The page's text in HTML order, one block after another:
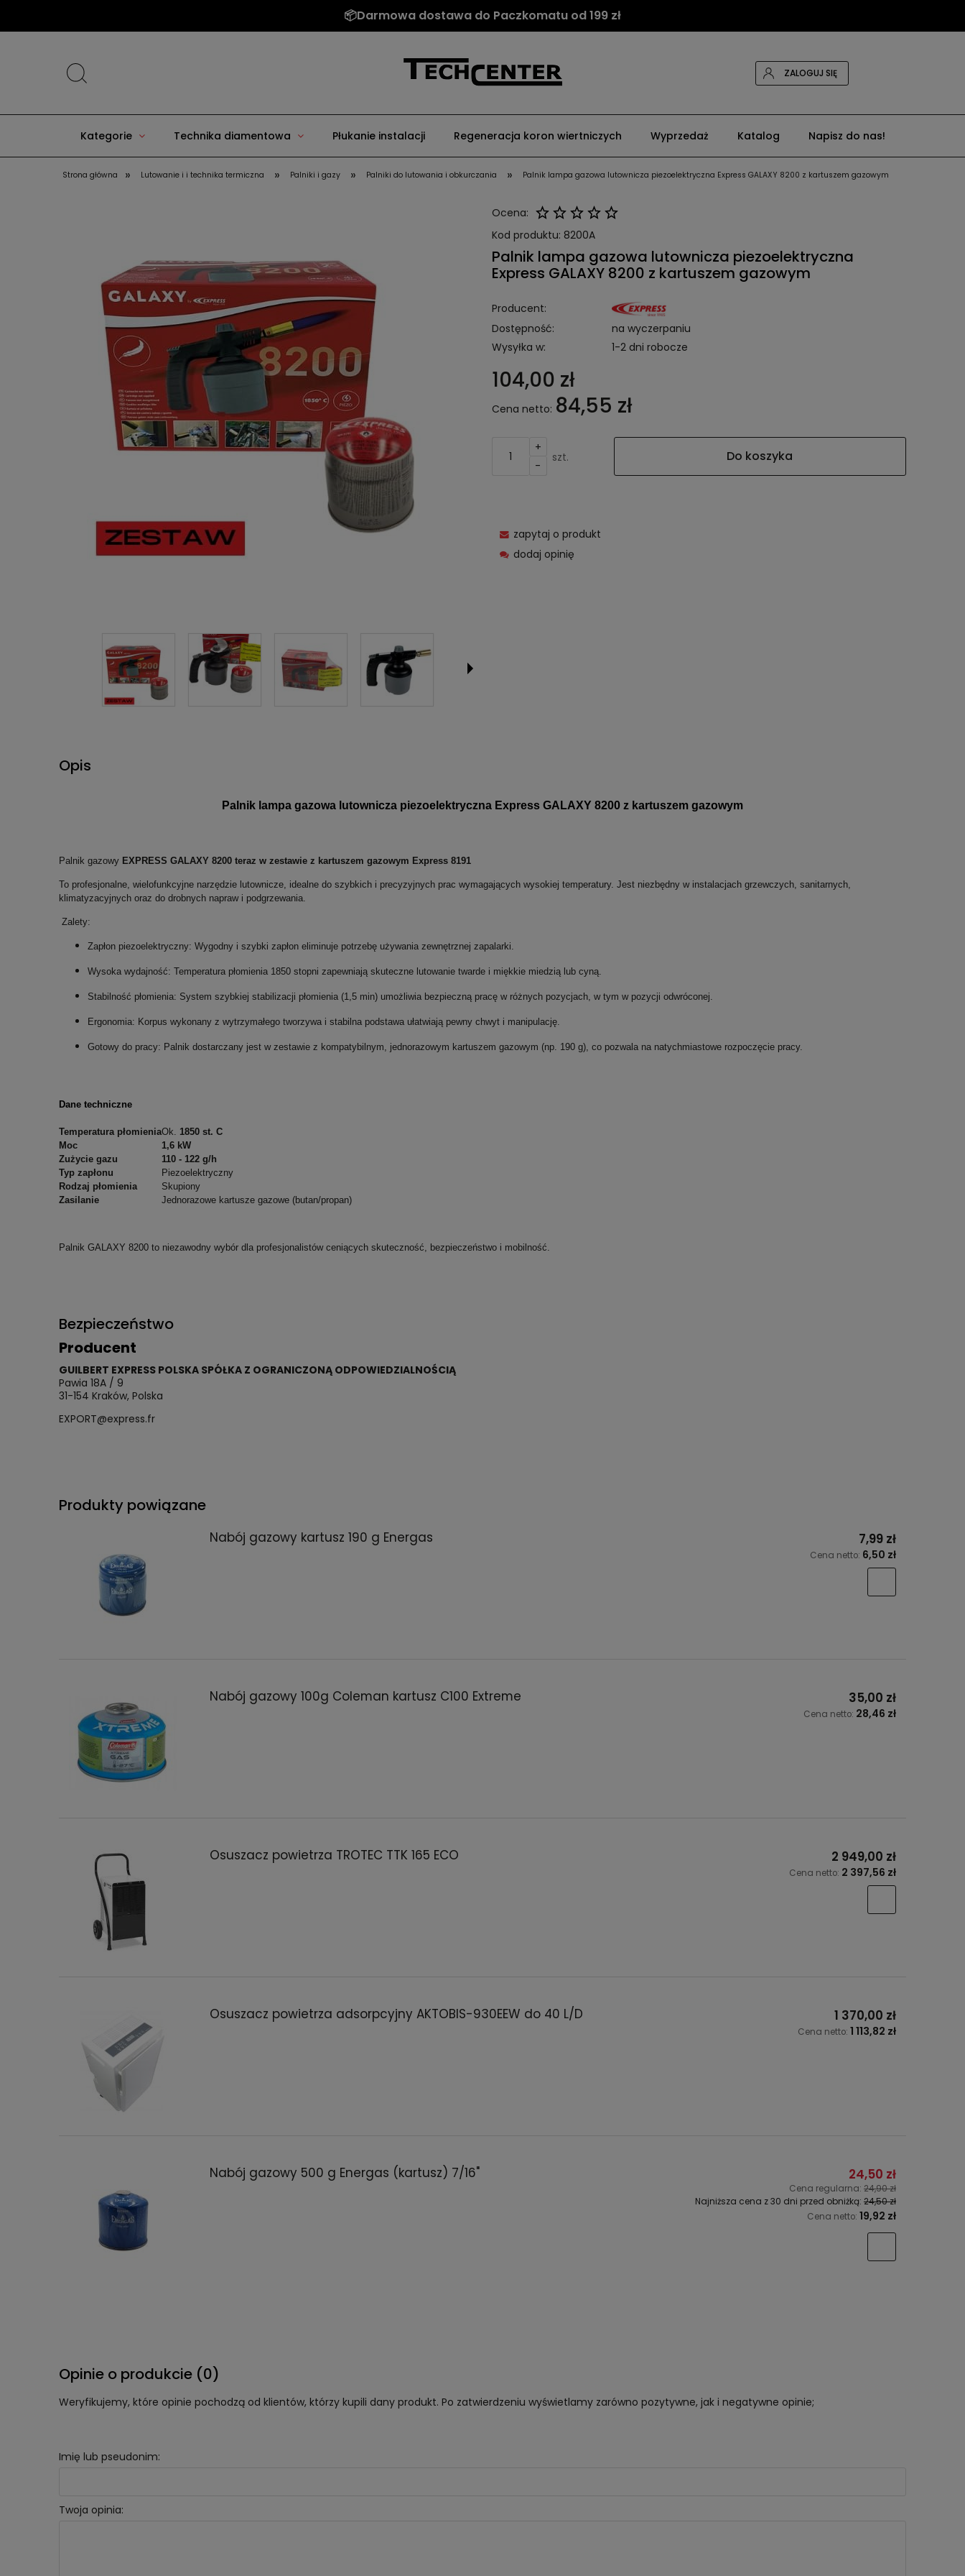
📦Darmowa dostawa do Paczkomatu od 199 zł
ZALOGUJ SIĘ
Kategorie Technika diamentowa Płukanie instalacji Regeneracja koron wiertniczych Wyprzedaż Katalog Napisz do nas!
Strona główna » Lutowanie i i technika termiczna » Palniki i gazy » Palniki do lutowania i obkurczania » Palnik lampa gazowa lutownicza piezoelektryczna Express GALAXY 8200 z kartuszem gazowym
Ocena:
Kod produktu: 8200A
Palnik lampa gazowa lutownicza piezoelektryczna
Express GALAXY 8200 z kartuszem gazowym
Producent:
Dostępność:
na wyczerpaniu
Wysyłka w:
1-2 dni robocze
104,00 zł
Cena netto: 84,55 zł
+
-
szt. Do koszyka
zapytaj o produkt
dodaj opinię
Opis
Palnik lampa gazowa lutownicza piezoelektryczna Express GALAXY 8200 z kartuszem gazowym
Palnik gazowy EXPRESS GALAXY 8200 teraz w zestawie z kartuszem gazowym Express 8191
To profesjonalne, wielofunkcyjne narzędzie lutownicze, idealne do szybkich i precyzyjnych prac wymagających wysokiej temperatury. Jest niezbędny w instalacjach grzewczych, sanitarnych,
klimatyzacyjnych oraz do drobnych napraw i podgrzewania.
Zalety:
Zapłon piezoelektryczny: Wygodny i szybki zapłon eliminuje potrzebę używania zewnętrznej zapalarki.
Wysoka wydajność: Temperatura płomienia 1850 stopni zapewniają skuteczne lutowanie twarde i miękkie miedzią lub cyną.
Stabilność płomienia: System szybkiej stabilizacji płomienia (1,5 min) umożliwia bezpieczną pracę w różnych pozycjach, w tym w pozycji odwróconej.
Ergonomia: Korpus wykonany z wytrzymałego tworzywa i stabilna podstawa ułatwiają pewny chwyt i manipulację.
Gotowy do pracy: Palnik dostarczany jest w zestawie z kompatybilnym, jednorazowym kartuszem gazowym (np. 190 g), co pozwala na natychmiastowe rozpoczęcie pracy.
Dane techniczne
Temperatura płomieniaOk. 1850 st. C
Moc
1,6 kW
Zużycie gazu
110 - 122 g/h
Typ zapłonu
Piezoelektryczny
Rodzaj płomienia
Skupiony
Zasilanie
Jednorazowe kartusze gazowe (butan/propan)
Palnik GALAXY 8200 to niezawodny wybór dla profesjonalistów ceniących skuteczność, bezpieczeństwo i mobilność.
Bezpieczeństwo
Producent
GUILBERT EXPRESS POLSKA SPÓŁKA Z OGRANICZONĄ ODPOWIEDZIALNOŚCIĄ
Pawia 18A / 9
31-154 Kraków, Polska
EXPORT@express.fr
Produkty powiązane
Nabój gazowy kartusz 190 g Energas 7,99 zł
Cena netto: 6,50 zł
Nabój gazowy 100g Coleman kartusz C100 Extreme 35,00 zł
Cena netto: 28,46 zł
Osuszacz powietrza TROTEC TTK 165 ECO 2 949,00 zł
Cena netto: 2 397,56 zł
Osuszacz powietrza adsorpcyjny AKTOBIS-930EEW do 40 L/D 1 370,00 zł
Cena netto: 1 113,82 zł
Nabój gazowy 500 g Energas (kartusz) 7/16" 24,50 zł
Cena regularna: 24,90 zł
Najniższa cena z 30 dni przed obniżką: 24,50 zł
Cena netto: 19,92 zł
Opinie o produkcie (0)
Weryfikujemy, które opinie pochodzą od klientów, którzy kupili dany produkt. Po zatwierdzeniu wyświetlamy zarówno pozytywne, jak i negatywne opinie;
Imię lub pseudonim:
Twoja opinia: